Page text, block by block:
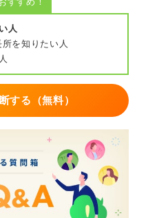
人
を知りたい人
する（無料）